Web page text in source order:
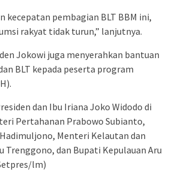
kecepatan pembagian BLT BBM ini,
rakyat tidak turun,” lanjutnya.
Jokowi juga menyerahkan bantuan
BLT kepada peserta program
dan Ibu Iriana Joko Widodo di
Pertahanan Prabowo Subianto,
Menteri Kelautan dan
Trenggono, dan Bupati Kepulauan Aru
lm)